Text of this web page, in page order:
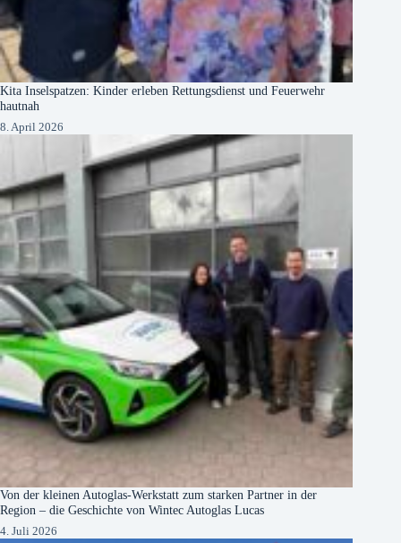
Kita Inselspatzen: Kinder erleben Rettungsdienst und Feuerwehr
hautnah
8. April 2026
Von der kleinen Autoglas-Werkstatt zum starken Partner in der
Region – die Geschichte von Wintec Autoglas Lucas
4. Juli 2026